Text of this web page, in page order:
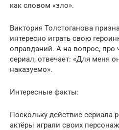
как словом «зло».
Виктория Толстоганова
интересно играть свою
оправданий. А на вопрос, про
сериал, отвечает: «Для меня
наказуемо».
Интересные факты:
Поскольку действие сериала
актёры играли своих